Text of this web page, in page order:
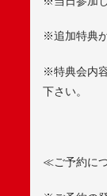
※追加特典
※特典会内
下さい。
≪ご予約に